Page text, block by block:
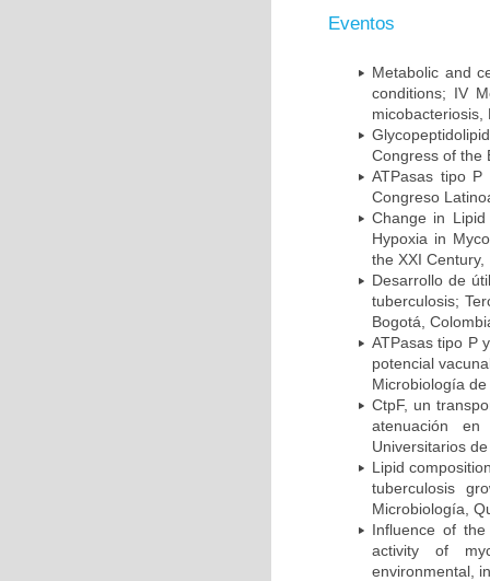
Eventos
Metabolic and
conditions; IV
micobacteriosis,
Congress of the
ATPasas tipo P
Congreso
Change in
Hypoxia in
the XXI
Desarrollo de
tuberculosis;
Bogotá,
ATPasas tipo P
potencial
Microbiología
CtpF, un
atenuación
Universitarios
Lipid
tuberculosis
Microbiología,
Influence of the
activity of
environmental,